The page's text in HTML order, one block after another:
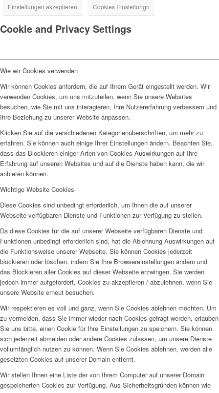
Einstellungen akzeptieren Cookies Einstellungn
Cookie and Privacy Settings
Wie wir Cookies verwenden
Wir können Cookies anfordern, die auf Ihrem Gerät eingestellt werden. Wir
verwenden Cookies, um uns mitzuteilen, wenn Sie unsere Websites
besuchen, wie Sie mit uns interagieren, Ihre Nutzererfahrung verbessern und
Ihre Beziehung zu unserer Website anpassen.
Klicken Sie auf die verschiedenen Kategorienüberschriften, um mehr zu
erfahren. Sie können auch einige Ihrer Einstellungen ändern. Beachten Sie,
dass das Blockieren einiger Arten von Cookies Auswirkungen auf Ihre
Erfahrung auf unseren Websites und auf die Dienste haben kann, die wir
anbieten können.
Wichtige Website Cookies
Diese Cookies sind unbedingt erforderlich, um Ihnen die auf unserer
Webseite verfügbaren Dienste und Funktionen zur Verfügung zu stellen.
Da diese Cookies für die auf unserer Webseite verfügbaren Dienste und
Funktionen unbedingt erforderlich sind, hat die Ablehnung Auswirkungen auf
die Funktionsweise unserer Webseite. Sie können Cookies jederzeit
blockieren oder löschen, indem Sie Ihre Browsereinstellungen ändern und
das Blockieren aller Cookies auf dieser Webseite erzwingen. Sie werden
jedoch immer aufgefordert, Cookies zu akzeptieren / abzulehnen, wenn Sie
unsere Website erneut besuchen.
Wir respektieren es voll und ganz, wenn Sie Cookies ablehnen möchten. Um
zu vermeiden, dass Sie immer wieder nach Cookies gefragt werden, erlauben
Sie uns bitte, einen Cookie für Ihre Einstellungen zu speichern. Sie können
sich jederzeit abmelden oder andere Cookies zulassen, um unsere Dienste
vollumfänglich nutzen zu können. Wenn Sie Cookies ablehnen, werden alle
gesetzten Cookies auf unserer Domain entfernt.
Wir stellen Ihnen eine Liste der von Ihrem Computer auf unserer Domain
gespeicherten Cookies zur Verfügung. Aus Sicherheitsgründen können wie